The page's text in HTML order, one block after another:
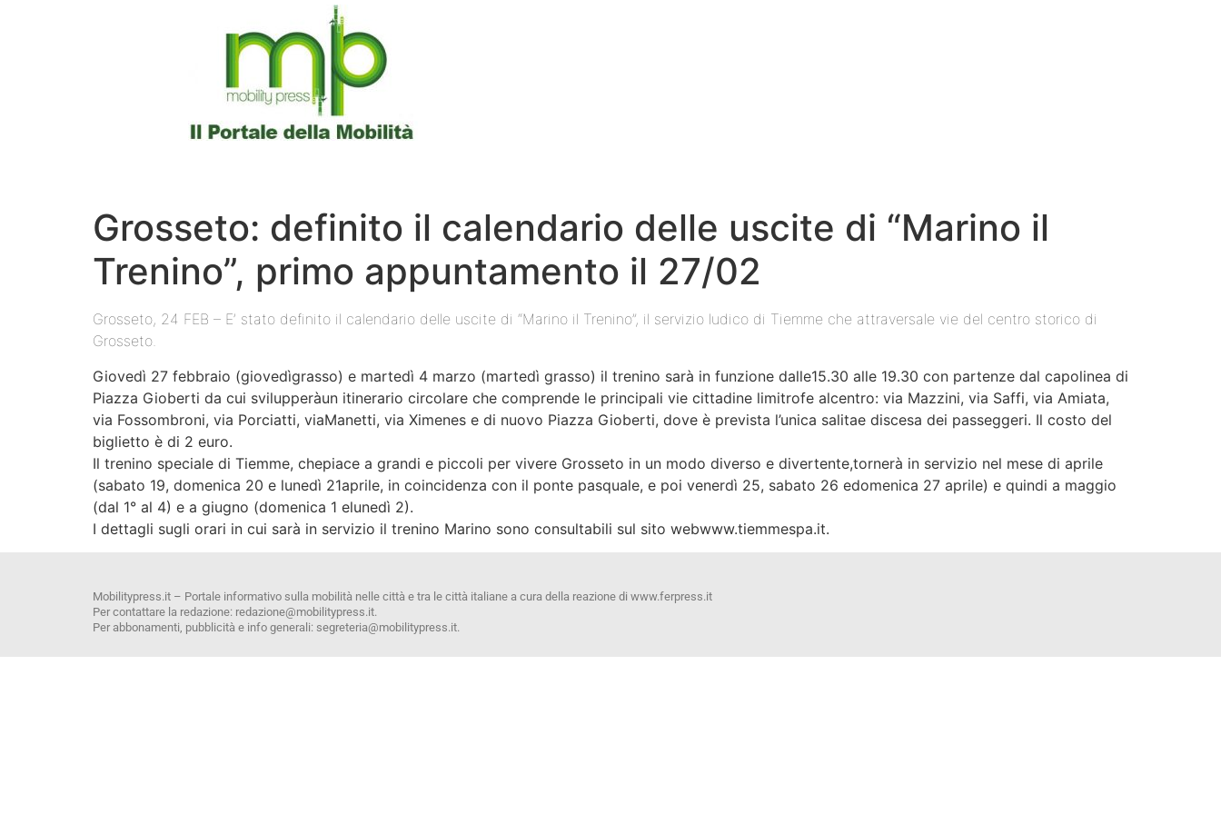
Grosseto: definito il calendario delle uscite di “Marino il
Trenino”, primo appuntamento il 27/02
Grosseto, 24 FEB – E’ stato definito il calendario delle uscite di “Marino il Trenino”, il servizio ludico di Tiemme che attraversale vie del centro storico di
Grosseto.
Giovedì 27 febbraio (giovedìgrasso) e martedì 4 marzo (martedì grasso) il trenino sarà in funzione dalle15.30 alle 19.30 con partenze dal capolinea di
Piazza Gioberti da cui svilupperàun itinerario circolare che comprende le principali vie cittadine limitrofe alcentro: via Mazzini, via Saffi, via Amiata,
via Fossombroni, via Porciatti, viaManetti, via Ximenes e di nuovo Piazza Gioberti, dove è prevista l’unica salitae discesa dei passeggeri. Il costo del
biglietto è di 2 euro.
Il trenino speciale di Tiemme, chepiace a grandi e piccoli per vivere Grosseto in un modo diverso e divertente,tornerà in servizio nel mese di aprile
(sabato 19, domenica 20 e lunedì 21aprile, in coincidenza con il ponte pasquale, e poi venerdì 25, sabato 26 edomenica 27 aprile) e quindi a maggio
(dal 1° al 4) e a giugno (domenica 1 elunedì 2).
I dettagli sugli orari in cui sarà in servizio il trenino Marino sono consultabili sul sito webwww.tiemmespa.it.
Mobilitypress.it – Portale informativo sulla mobilità nelle città e tra le città italiane a cura della reazione di www.ferpress.it
Per contattare la redazione: redazione@mobilitypress.it.
Per abbonamenti, pubblicità e info generali: segreteria@mobilitypress.it.